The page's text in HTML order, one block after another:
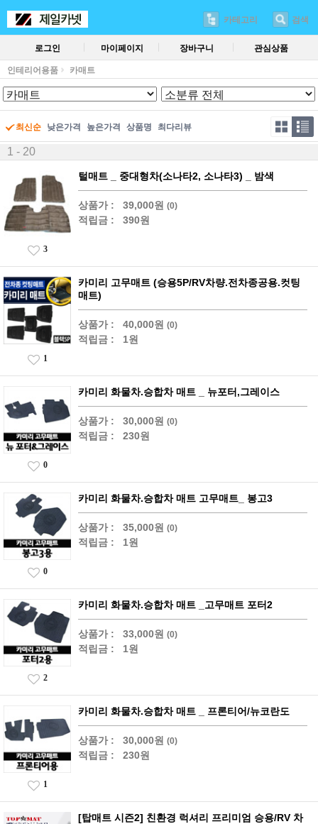
카테고리 검색
로그인 마이페이지 장바구니 관심상품
인테리어용품 카매트
최신순 낮은가격 높은가격 상품명 최다리뷰
1 - 20
털매트 _ 중대형차(소나타2, 소나타3) _ 밤색
상품가 : 39,000원 (0)
적립금 : 390원
3
카미리 고무매트 (승용5P/RV차량.전차종공용.컷팅
매트)
상품가 : 40,000원 (0)
적립금 : 1원
1
카미리 화물차.승합차 매트 _ 뉴포터,그레이스
상품가 : 30,000원 (0)
적립금 : 230원
0
카미리 화물차.승합차 매트 고무매트_ 봉고3
상품가 : 35,000원 (0)
적립금 : 1원
0
카미리 화물차.승합차 매트 _고무매트 포터2
상품가 : 33,000원 (0)
적립금 : 1원
2
카미리 화물차.승합차 매트 _ 프론티어/뉴코란도
상품가 : 30,000원 (0)
적립금 : 230원
1
[탑매트 시즌2] 친환경 럭셔리 프리미엄 승용/RV 차